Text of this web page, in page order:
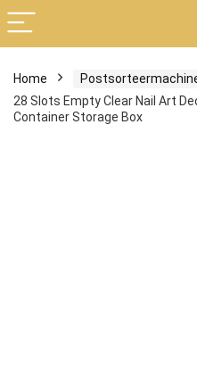
Home
28 Slots Empty Clear Nail Art
Container Storage Box